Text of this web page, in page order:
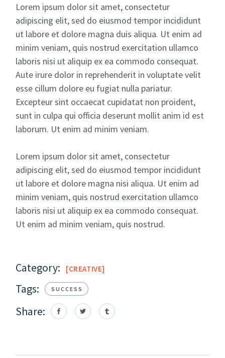
Lorem ipsum dolor sit amet, consectetur
adipiscing elit, sed do eiusmod tempor incididunt
ut labore et dolore magna duis aliqua. Ut enim ad
minim veniam, quis nostrud exercitation ullamco
laboris nisi ut aliquip ex ea commodo consequat.
Aute irure dolor in reprehenderit in voluptate velit
esse cillum dolore eu fugiat nulla pariatur.
Excepteur sint occaecat cupidatat non proident,
sunt in culpa qui officia deserunt mollit anim id est
laborum. Ut enim ad minim veniam.
Lorem ipsum dolor sit amet, consectetur
adipiscing elit, sed do eiusmod tempor incididunt
ut labore et dolore magna nisi aliqua. Ut enim ad
minim veniam, quis nostrud exercitation ullamco
laboris nisi ut aliquip ex ea commodo consequat.
Ut enim ad minim veniam, quis nostrud.
Category: CREATIVE
Tags: SUCCESS
Share: